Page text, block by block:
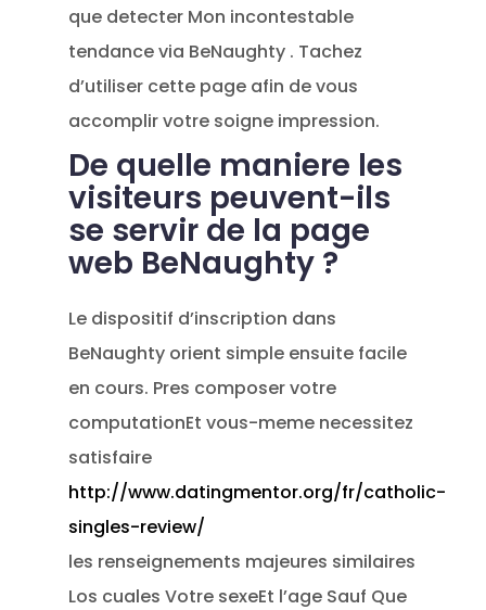
que detecter Mon incontestable
tendance via BeNaughty . Tachez
d’utiliser cette page afin de vous
accomplir votre soigne impression.
De quelle maniere les
visiteurs peuvent-ils
se servir de la page
web BeNaughty ?
Le dispositif d’inscription dans
BeNaughty orient simple ensuite facile
en cours. Pres composer votre
computationEt vous-meme necessitez
satisfaire
http://www.datingmentor.org/fr/catholic-
singles-review/
les renseignements majeures similaires
Los cuales Votre sexeEt l’age Sauf Que